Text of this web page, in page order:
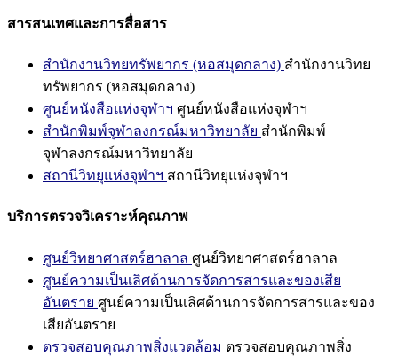
สารสนเทศและการสื่อสาร
สำนักงานวิทยทรัพยากร (หอสมุดกลาง) สำนักงานวิทย
ทรัพยากร (หอสมุดกลาง)
ศูนย์หนังสือแห่งจุฬาฯ ศูนย์หนังสือแห่งจุฬาฯ
สำนักพิมพ์จุฬาลงกรณ์มหาวิทยาลัย สำนักพิมพ์
จุฬาลงกรณ์มหาวิทยาลัย
สถานีวิทยุแห่งจุฬาฯ สถานีวิทยุแห่งจุฬาฯ
บริการตรวจวิเคราะห์คุณภาพ
ศูนย์วิทยาศาสตร์ฮาลาล ศูนย์วิทยาศาสตร์ฮาลาล
ศูนย์ความเป็นเลิศด้านการจัดการสารและของเสีย
อันตราย ศูนย์ความเป็นเลิศด้านการจัดการสารและของ
เสียอันตราย
ตรวจสอบคุณภาพสิ่งแวดล้อม ตรวจสอบคุณภาพสิ่ง